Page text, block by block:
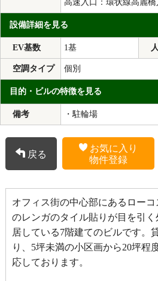
高速入口：環状線高麗橋
設備詳細を見る
EV基数 1基
空調タイプ 個別
目的・ビルの特徴を見る
備考 ・駐輪場
戻る
お気に入り
物件登録
オフィス街の中心部にあるロー
のレンガのタイル貼りが目を引
居している7階建てのビルです。
り、5坪未満の小区画から20坪程
応しております。